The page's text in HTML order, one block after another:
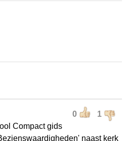
0 1
Compact gids
naast kerk